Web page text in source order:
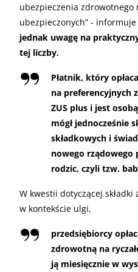
ubezpieczenia
ubezpieczonych” - informuje
jednak uwagę na
tej liczby.
Płatnik, który
na preferencyjnych
ZUS plus i jest
mógł jednocześnie
składkowych i
nowego
rodzic, czyli tzw.
W kwestii dotyczącej składki
w kontekście ulgi,
przedsiębiorcy
zdrowotną na
ją miesięcznie w